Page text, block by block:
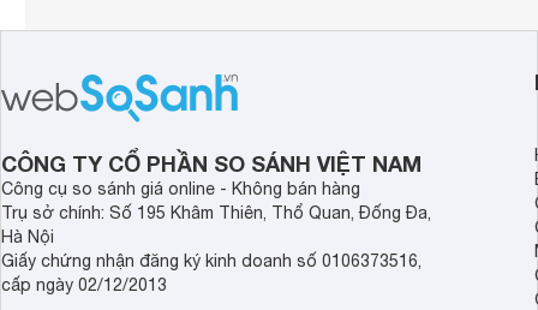
CÔNG TY CỔ PHẦN SO SÁNH VIỆT NAM
Công cụ so sánh giá online - Không bán hàng
Trụ sở chính: Số 195 Khâm Thiên, Thổ Quan, Đống Đa,
Hà Nội
Giấy chứng nhận đăng ký kinh doanh số 0106373516,
cấp ngày 02/12/2013